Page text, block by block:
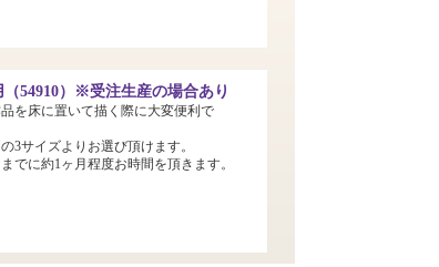
54910）※受注生産の場合あり
を床に置いて描く際に大変便利で
の3サイズよりお選び頂けます。
でに約1ヶ月程度お時間を頂きます。